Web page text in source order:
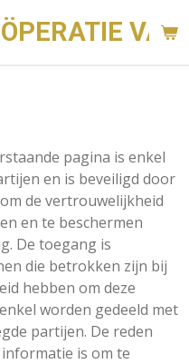
pagina is enkel
en is beveiligd door
de vertrouwelijkheid
en te beschermen
De toegang is
die betrokken zijn bij
hebben om deze
worden gedeeld met
partijen. De reden
is om te